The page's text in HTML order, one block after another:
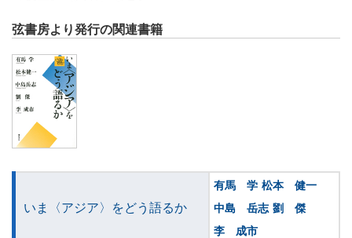
弦書房より発行の関連書籍
いま〈アジア〉をどう語るか
有馬 学 松本 健一
中島 岳志 劉 傑
李 成市